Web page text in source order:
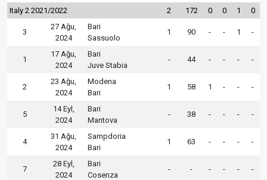
Italy 2 2021/2022 2 172 0 0 1 0
3
27 Ağu,
2024
Bari
Sassuolo
1 90 - - 1 -
1
17 Ağu,
2024
Bari
Juve Stabia
- 44 - - - -
2
23 Ağu,
2024
Modena
Bari
1 58 1 - - -
5
14 Eyl,
2024
Bari
Mantova
- 38 - - - -
4
31 Ağu,
2024
Sampdoria
Bari
1 63 - - - -
7
28 Eyl,
2024
Bari
Cosenza
- - - - - -